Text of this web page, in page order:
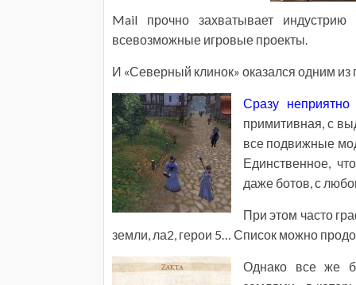
Mail прочно захватывает
всевозможные игровые проекты.
И «Северный клинок» оказался одним из
Сразу
примитивная, с
все подвижные
Единственное,
даже ботов, с
При этом часто
земли, ла2, герои 5… Список можно
Однако все же